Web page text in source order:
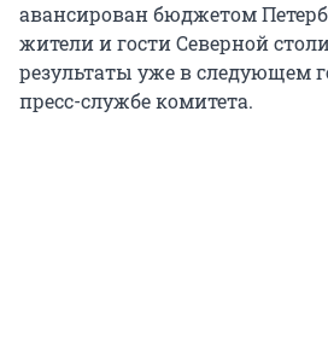
авансирован бюджетом
жители и гости Северной
результаты уже в следующем
пресс-службе комитета.